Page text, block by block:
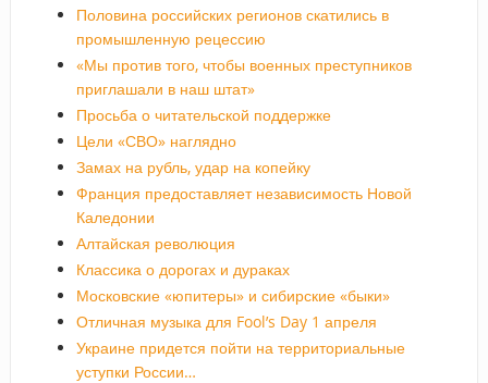
Половина российских регионов скатились в
промышленную рецессию
«Мы против того, чтобы военных преступников
приглашали в наш штат»
Просьба о читательской поддержке
Цели «СВО» наглядно
Замах на рубль, удар на копейку
Франция предоставляет независимость Новой
Каледонии
Алтайская революция
Классика о дорогах и дураках
Московские «юпитеры» и сибирские «быки»
Отличная музыка для Fool’s Day 1 апреля
Украине придется пойти на территориальные
уступки России…